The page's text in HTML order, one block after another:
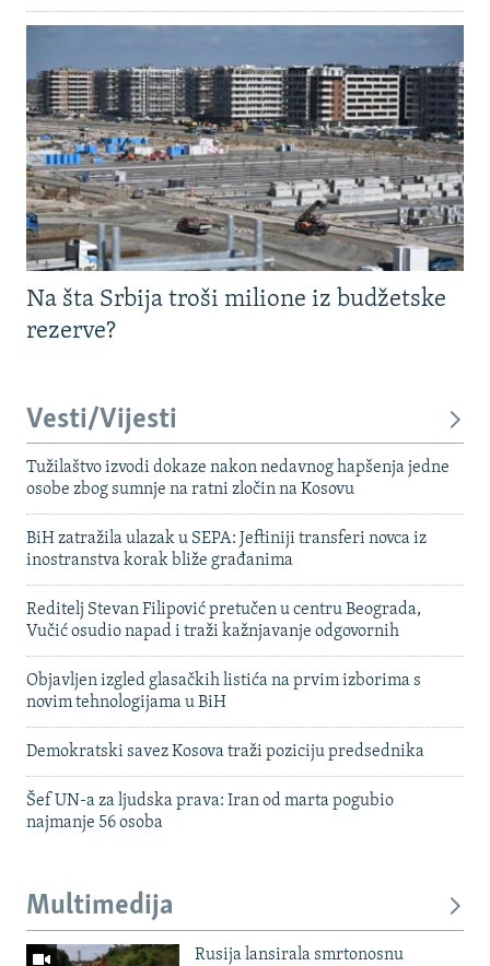
Na šta Srbija troši milione iz budžetske
rezerve?
Vesti/Vijesti
Tužilaštvo izvodi dokaze nakon nedavnog hapšenja jedne
osobe zbog sumnje na ratni zločin na Kosovu
BiH zatražila ulazak u SEPA: Jeftiniji transferi novca iz
inostranstva korak bliže građanima
Reditelj Stevan Filipović pretučen u centru Beograda,
Vučić osudio napad i traži kažnjavanje odgovornih
Objavljen izgled glasačkih listića na prvim izborima s
novim tehnologijama u BiH
Demokratski savez Kosova traži poziciju predsednika
Šef UN-a za ljudska prava: Iran od marta pogubio
najmanje 56 osoba
Multimedija
Rusija lansirala smrtonosnu